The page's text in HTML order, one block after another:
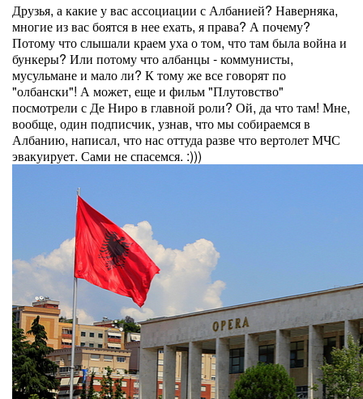
Друзья, а какие у вас ассоциации с Албанией? Наверняка,
многие из вас боятся в нее ехать, я права? А почему?
Потому что слышали краем уха о том, что там была война и
бункеры? Или потому что албанцы - коммунисты,
мусульмане и мало ли? К тому же все говорят по
"олбански"! А может, еще и фильм "Плутовство"
посмотрели с Де Ниро в главной роли? Ой, да что там! Мне,
вообще, один подписчик, узнав, что мы собираемся в
Албанию, написал, что нас оттуда разве что вертолет МЧС
эвакуирует. Сами не спасемся. :)))